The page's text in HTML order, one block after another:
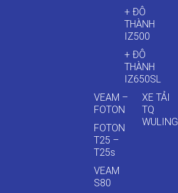
+ ĐÔ
THÀNH
IZ500
+ ĐÔ
THÀNH
IZ650SL
VEAM –
FOTON
FOTON
T25 –
T25s
VEAM
S80
XE TẢI
TQ
WULING